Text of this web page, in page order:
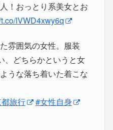
！おっとり系美女とお
IVWD4xwy6q
雰囲気の女性。服装
、どちらかというと女
うな落ち着いた着こな
旅行
#女性自身